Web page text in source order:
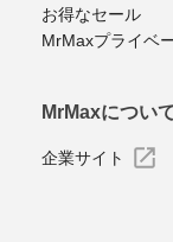
お得なセール
MrMaxプライベ
MrMaxについ
企業サイト